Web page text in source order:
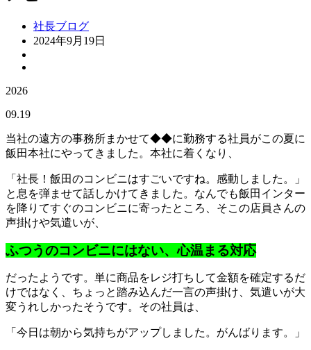
社長ブログ
2024年9月19日
2026
09.19
当社の遠方の事務所まかせて◆◆に勤務する社員がこの夏に
飯田本社にやってきました。本社に着くなり、
「社長！飯田のコンビニはすごいですね。感動しました。」
と息を弾ませて話しかけてきました。なんでも飯田インター
を降りてすぐのコンビニに寄ったところ、そこの店員さんの
声掛けや気遣いが、
ふつうのコンビニにはない、心温まる対応
だったようです。単に商品をレジ打ちして金額を確定するだ
けではなく、ちょっと踏み込んだ一言の声掛け、気遣いが大
変うれしかったそうです。その社員は、
「今日は朝から気持ちがアップしました。がんばります。」